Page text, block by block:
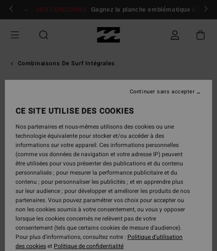
Passer
Se connecter / s'inscrire
JEU CONCOURS Gagnez la planche emblématique d'Andy
Combinaisons De Surf Intégrales
CE SITE UTILISE DES COOKIES
Nos partenaires et nous-mêmes utilisons des cookies ou une
technologie équivalente pour stocker et/ou accéder à des
informations sur votre appareil. Ces informations personnelles
(comme vos données de navigation et votre adresse IP) peuvent
être utilisées pour vous présenter des publications et du contenu
personnalisés ; pour mesurer la performance publicitaire et du
contenu ; pour personnaliser les publicités ; et en apprendre plus
sur leur audience ; pour développer et améliorer les produits de nos
partenaires. Vous pouvez paramétrer vos choix pour accepter ou
non les cookies soumis à votre consentement, ou vous y opposer
lorsque les cookies concernés ne relèvent pas de votre
consentement (tels que certains cookies de mesure d’audience).
Pour plus d'informations, consultez notre : Politique d'utilisation
des cookieset Politique de confidentialité
Continuer sans accepter